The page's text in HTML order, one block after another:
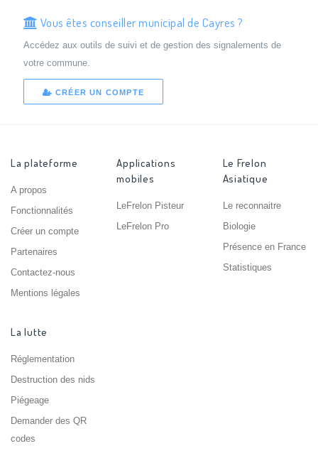
Vous êtes conseiller municipal de Cayres ?
Accédez aux outils de suivi et de gestion des signalements de
votre commune.
CRÉER UN COMPTE
La plateforme
A propos
Fonctionnalités
Créer un compte
Partenaires
Contactez-nous
Mentions légales
Applications
mobiles
LeFrelon Pisteur
LeFrelon Pro
Le Frelon
Asiatique
Le reconnaitre
Biologie
Présence en France
Statistiques
La lutte
Réglementation
Destruction des nids
Piégeage
Demander des QR
codes